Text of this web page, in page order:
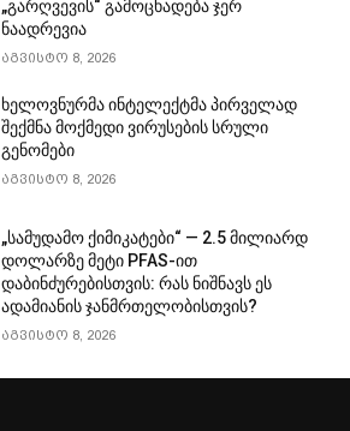
„გარღვევის“ გამოცხადება ჯერ
ნაადრევია
აგვისტო 8, 2026
ხელოვნურმა ინტელექტმა პირველად
შექმნა მოქმედი ვირუსების სრული
გენომები
აგვისტო 8, 2026
„სამუდამო ქიმიკატები“ — 2.5 მილიარდ
დოლარზე მეტი PFAS-ით
დაბინძურებისთვის: რას ნიშნავს ეს
ადამიანის ჯანმრთელობისთვის?
აგვისტო 8, 2026